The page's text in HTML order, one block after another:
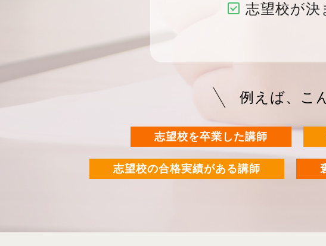
志望校が決
例えば、こ
志望校を卒業した講師
志望校の合格実績がある講師